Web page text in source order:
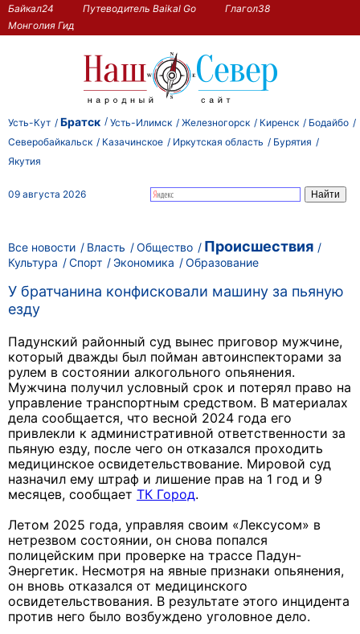
Байкал24 Путеводитель Baikal Go
Глагол38
Монголия Гид
Усть-Кут Братск Усть-Илимск Железногорск Киренск
Бодайбо
Северобайкальск
Казачинское Иркутская область
Бурятия
Якутия
09 августа 2026
Все новости Власть Общество Происшествия
Культура Спорт Экономика Образование
У братчанина конфисковали машину за пьяную
езду
Падунский районный суд вынес приговор мужчине,
который дважды был пойман автоинспекторами за
рулем в состоянии алкогольного опьянения.
Мужчина получил условный срок и потерял право на
управление транспортным средством. В материалах
дела сообщается, что весной 2024 года его
привлекли к административной ответственности за
пьяную езду, после чего он отказался проходить
медицинское освидетельствование. Мировой суд
назначил ему штраф и лишение прав на 1 год и 9
месяцев, сообщает ТК Город.
Летом 2025 года, управляя своим «Лексусом» в
нетрезвом состоянии, он снова попался
полицейским при проверке на трассе Падун-
Энергетик. Несмотря на явные признаки опьянения,
он вновь отказался от медицинского
освидетельствования. В результате этого инцидента
против него было возбуждено уголовное дело.